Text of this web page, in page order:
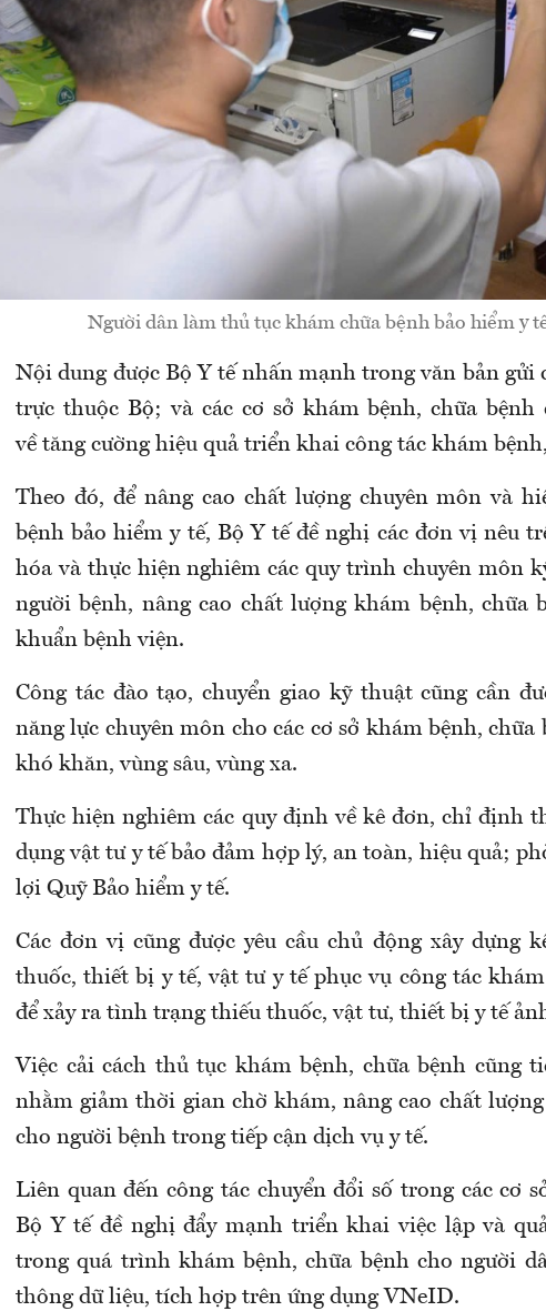
Người dân làm thủ tục khám chữa bệnh bảo hiểm y
Nội dung được Bộ Y tế nhấn mạnh trong văn bản gửi
trực thuộc Bộ; và các cơ sở khám bệnh, chữa
về tăng cường hiệu quả triển khai công tác khám
Theo đó, để nâng cao chất lượng chuyên môn và
bệnh bảo hiểm y tế, Bộ Y tế đề nghị các đơn vị nêu
hóa và thực hiện nghiêm các quy trình chuyên môn
người bệnh, nâng cao chất lượng khám bệnh, chữa
khuẩn bệnh viện.
Công tác đào tạo, chuyển giao kỹ thuậtcũng cần
năng lực chuyên môn cho các cơ sở khám bệnh,
khó khăn, vùng sâu, vùng xa.
Thực hiện nghiêm các quy định về kê đơn, chỉ định
dụng vật tư y tế bảo đảm hợp lý, an toàn, hiệu quả;
lợi Quỹ Bảo hiểm y tế.
Các đơn vị cũng được yêu cầu chủ động xây dựng
thuốc, thiết bị y tế, vật tư y tế phục vụ công tác
để xảy ra tình trạng thiếu thuốc, vật tư, thiết bị y tế
Việc cải cách thủ tục khám bệnh, chữa bệnh cũng
nhằmgiảm thời gian chờ khám, nâng cao chất
cho người bệnh trong tiếp cận dịch vụ y tế.
Liên quan đến công tác chuyển đổi số trong các cơ
Bộ Y tế đề nghị đẩy mạnh triển khai việc lập và
trong quá trình khám bệnh, chữa bệnh cho người
thông dữ liệu, tích hợp trên ứng dụng VNeID.